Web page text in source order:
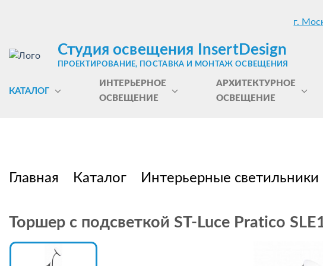
г.
Студия освещения InsertDesign
ПРОЕКТИРОВАНИЕ, ПОСТАВКА И МОНТАЖ ОСВЕЩЕНИЯ
КАТАЛОГ
ИНТЕРЬЕРНОЕ
ОСВЕЩЕНИЕ
АРХИТЕКТУРНОЕ
ОСВЕЩЕНИЕ
Главная Каталог Интерьерные светильники
Торшер с подсветкой ST-Luce Pratico